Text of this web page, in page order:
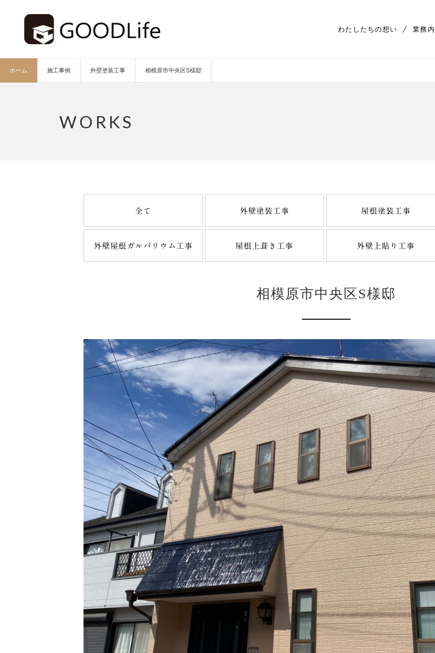
わたしたちの想い 業務
ホーム 施工事例 外壁塗装工事 相模原市中央区S様邸
全て 外壁塗装工事 屋根塗装工事
外壁屋根ガルバリウム工事 屋根上葺き工事 外壁上貼り工事
相模原市中央区S様邸